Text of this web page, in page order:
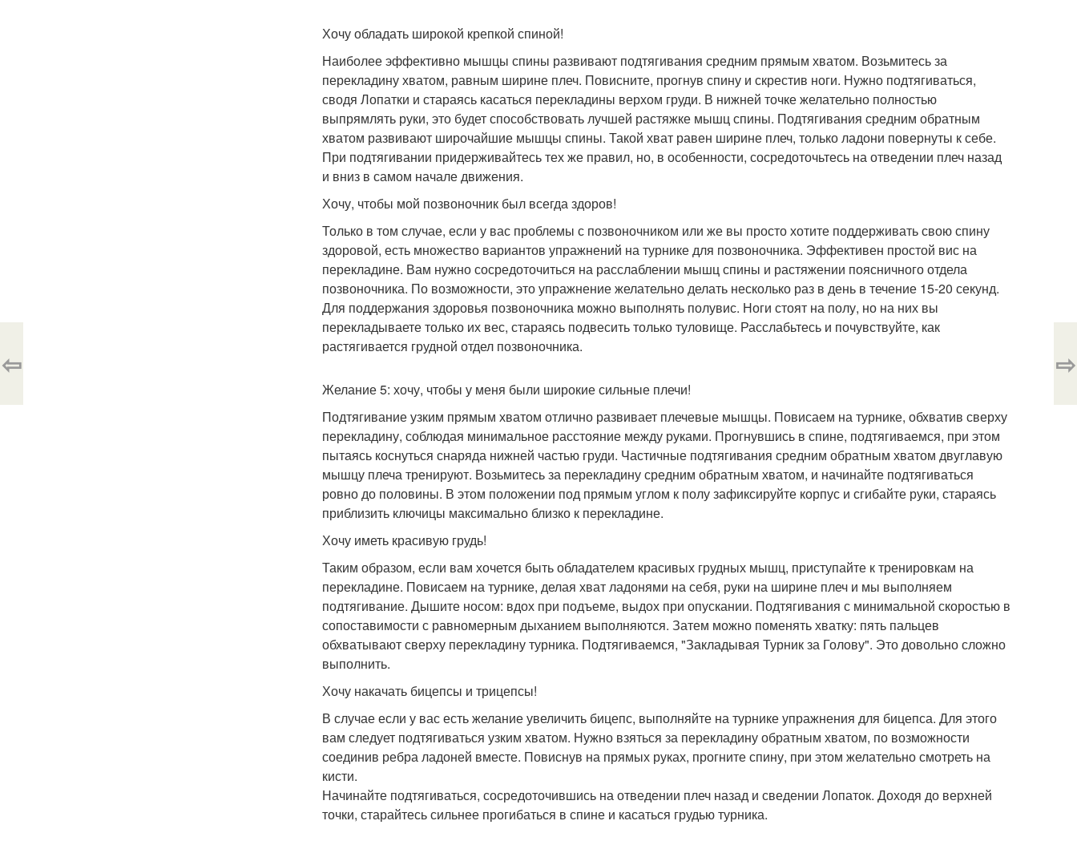
Хочу обладать широкой крепкой спиной!
Наиболее эффективно мышцы спины развивают подтягивания средним прямым хватом. Возьмитесь за
перекладину хватом, равным ширине плеч. Повисните, прогнув спину и скрестив ноги. Нужно подтягиваться,
сводя Лопатки и стараясь касаться перекладины верхом груди. В нижней точке желательно полностью
выпрямлять руки, это будет способствовать лучшей растяжке мышц спины. Подтягивания средним обратным
хватом развивают широчайшие мышцы спины. Такой хват равен ширине плеч, только ладони повернуты к себе.
При подтягивании придерживайтесь тех же правил, но, в особенности, сосредоточьтесь на отведении плеч назад
и вниз в самом начале движения.
Хочу, чтобы мой позвоночник был всегда здоров!
Только в том случае, если у вас проблемы с позвоночником или же вы просто хотите поддерживать свою спину
здоровой, есть множество вариантов упражнений на турнике для позвоночника. Эффективен простой вис на
перекладине. Вам нужно сосредоточиться на расслаблении мышц спины и растяжении поясничного отдела
позвоночника. По возможности, это упражнение желательно делать несколько раз в день в течение 15-20 секунд.
Для поддержания здоровья позвоночника можно выполнять полувис. Ноги стоят на полу, но на них вы
перекладываете только их вес, стараясь подвесить только туловище. Расслабьтесь и почувствуйте, как
растягивается грудной отдел позвоночника.
Желание 5: хочу, чтобы у меня были широкие сильные плечи!
Подтягивание узким прямым хватом отлично развивает плечевые мышцы. Повисаем на турнике, обхватив сверху
перекладину, соблюдая минимальное расстояние между руками. Прогнувшись в спине, подтягиваемся, при этом
пытаясь коснуться снаряда нижней частью груди. Частичные подтягивания средним обратным хватом двуглавую
мышцу плеча тренируют. Возьмитесь за перекладину средним обратным хватом, и начинайте подтягиваться
ровно до половины. В этом положении под прямым углом к полу зафиксируйте корпус и сгибайте руки, стараясь
приблизить ключицы максимально близко к перекладине.
Хочу иметь красивую грудь!
Таким образом, если вам хочется быть обладателем красивых грудных мышц, приступайте к тренировкам на
перекладине. Повисаем на турнике, делая хват ладонями на себя, руки на ширине плеч и мы выполняем
подтягивание. Дышите носом: вдох при подъеме, выдох при опускании. Подтягивания с минимальной скоростью в
сопоставимости с равномерным дыханием выполняются. Затем можно поменять хватку: пять пальцев
обхватывают сверху перекладину турника. Подтягиваемся, "Закладывая Турник за Голову". Это довольно сложно
выполнить.
Хочу накачать бицепсы и трицепсы!
В случае если у вас есть желание увеличить бицепс, выполняйте на турнике упражнения для бицепса. Для этого
вам следует подтягиваться узким хватом. Нужно взяться за перекладину обратным хватом, по возможности
соединив ребра ладоней вместе. Повиснув на прямых руках, прогните спину, при этом желательно смотреть на
кисти.
Начинайте подтягиваться, сосредоточившись на отведении плеч назад и сведении Лопаток. Доходя до верхней
точки, старайтесь сильнее прогибаться в спине и касаться грудью турника.
⇦ ⇨